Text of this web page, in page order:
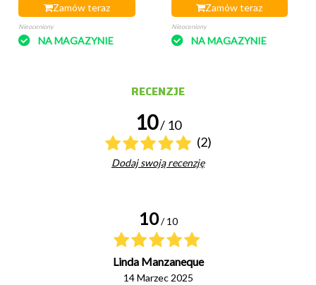
Zamów teraz
Nieoceniony
NA MAGAZYNIE
Zamów teraz
Nieoceniony
NA MAGAZYNIE
RECENZJE
10/ 10
(2)
Dodaj swoją recenzję
10 / 10
Linda Manzaneque
14 Marzec 2025